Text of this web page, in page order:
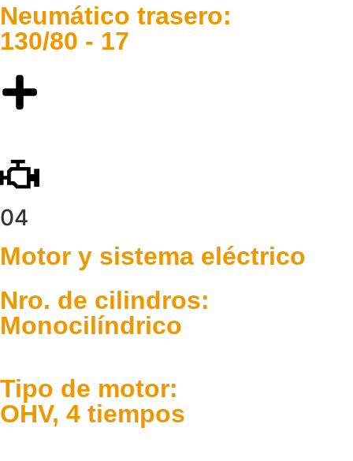
Neumático trasero:
130/80 - 17
04
Motor y sistema eléctrico
Nro. de cilindros:
Monocilíndrico
Tipo de motor:
OHV, 4 tiempos